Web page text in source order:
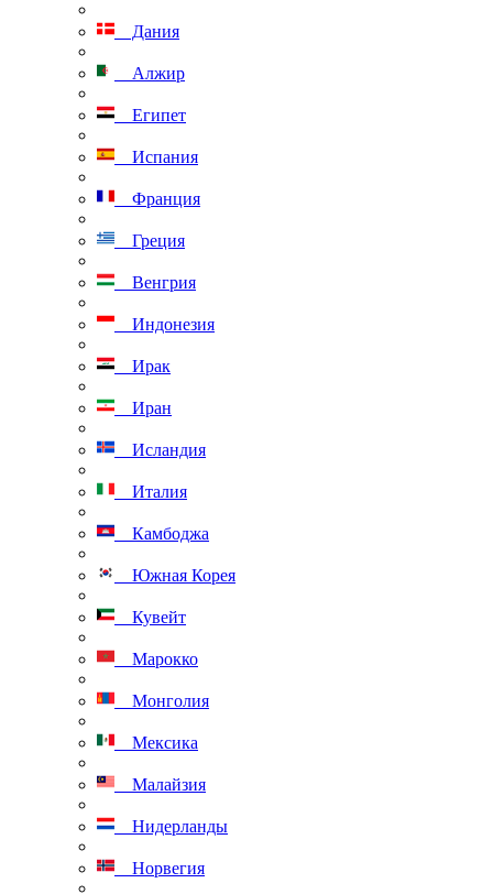
Дания
Алжир
Египет
Испания
Франция
Греция
Венгрия
Индонезия
Ирак
Иран
Исландия
Италия
Камбоджа
Южная Корея
Кувейт
Марокко
Монголия
Мексика
Малайзия
Нидерланды
Норвегия